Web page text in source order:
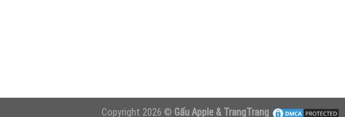
Copyright 2026 © Gấu Apple & TrangTrang